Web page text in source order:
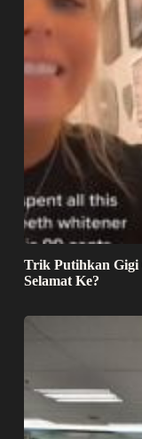
Trik Putihkan Gigi
Selamat Ke?